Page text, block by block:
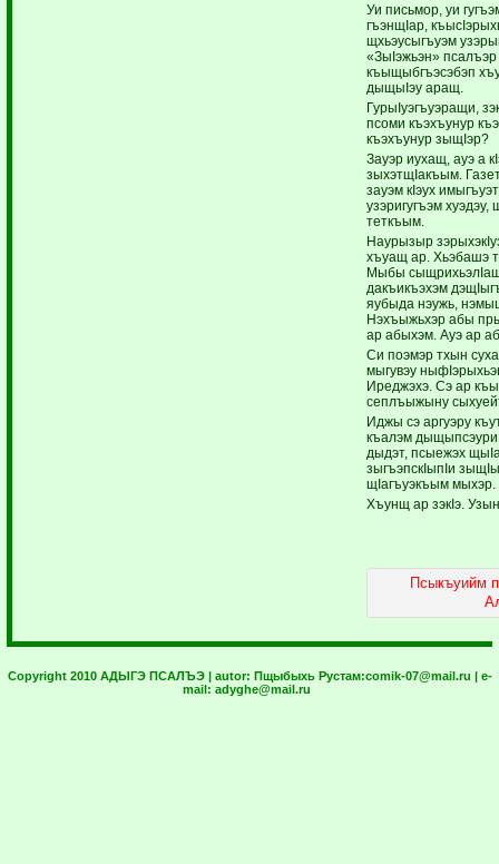
Уи письмор, уи
гъэнщIар,
щхьэусыгъуэм
«ЗыIэжьэн»
къыщыбгъэсэбэп
дыщыIэу аращ.
ГурыIуэгъуэращи,
псоми къэхъунур
къэхъунур зыщIэр?
Зауэр иухащ, ауэ а
зыхэтщIакъым.
зауэм кIэух
узэригугъэм
теткъым.
Наурызыр
хъуащ ар. Хьэбашэ
Мыбы
дакъикъэхэм
яубыда нэужь,
Нэхъыжьхэр абы
ар абыхэм. Ауэ ар
Си поэмэр тхын
мыгувэу
Иреджэхэ. Сэ ар
сеплъыжыну
Иджы сэ аргуэру
къалэм
дыдэт, псыежэх
зыгъэпскIыпIи
щIагъуэкъым мыхэр.
Хъунщ ар зэкIэ.
Псыкъуийм
Copyright 2010 АДЫГЭ ПСАЛЪЭ | autor: Пщыбыхь Рустам:comik-07@mail.ru | e-
mail: adyghe@mail.ru